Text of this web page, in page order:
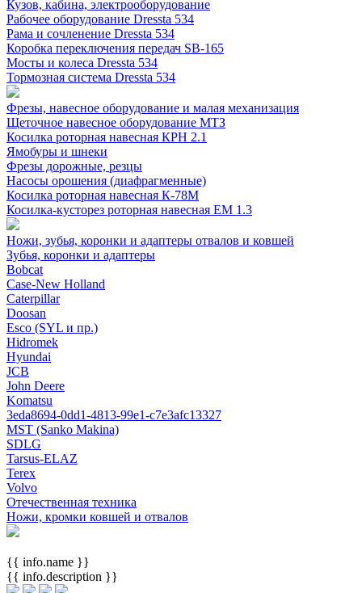
Кузов, кабина, электрооборудование
Рабочее оборудование Dressta 534
Рама и сочленение Dressta 534
Коробка переключения передач SB-165
Мосты и колеса Dressta 534
Тормозная система Dressta 534
Фрезы, навесное оборудование и малая механизация
Щеточное навесное оборудование МТЗ
Косилка роторная навесная КРН 2.1
Ямобуры и шнеки
Фрезы дорожные, резцы
Насосы орошения (диафрагменные)
Косилка роторная навесная К-78М
Косилка-кусторез роторная навесная ЕМ 1.3
Ножи, зубья, коронки и адаптеры отвалов и ковшей
Зубья, коронки и адаптеры
Bobcat
Case-New Holland
Caterpillar
Doosan
Esco (SYL и пр.)
Hidromek
Hyundai
JCB
John Deere
Komatsu
3eda8694-0dd1-4813-99e1-c7e3afc13327
MST (Sanko Makina)
SDLG
Tarsus-ELAZ
Terex
Volvo
Отечественная техника
Ножи, кромки ковшей и отвалов
{{ info.name }}
{{ info.description }}